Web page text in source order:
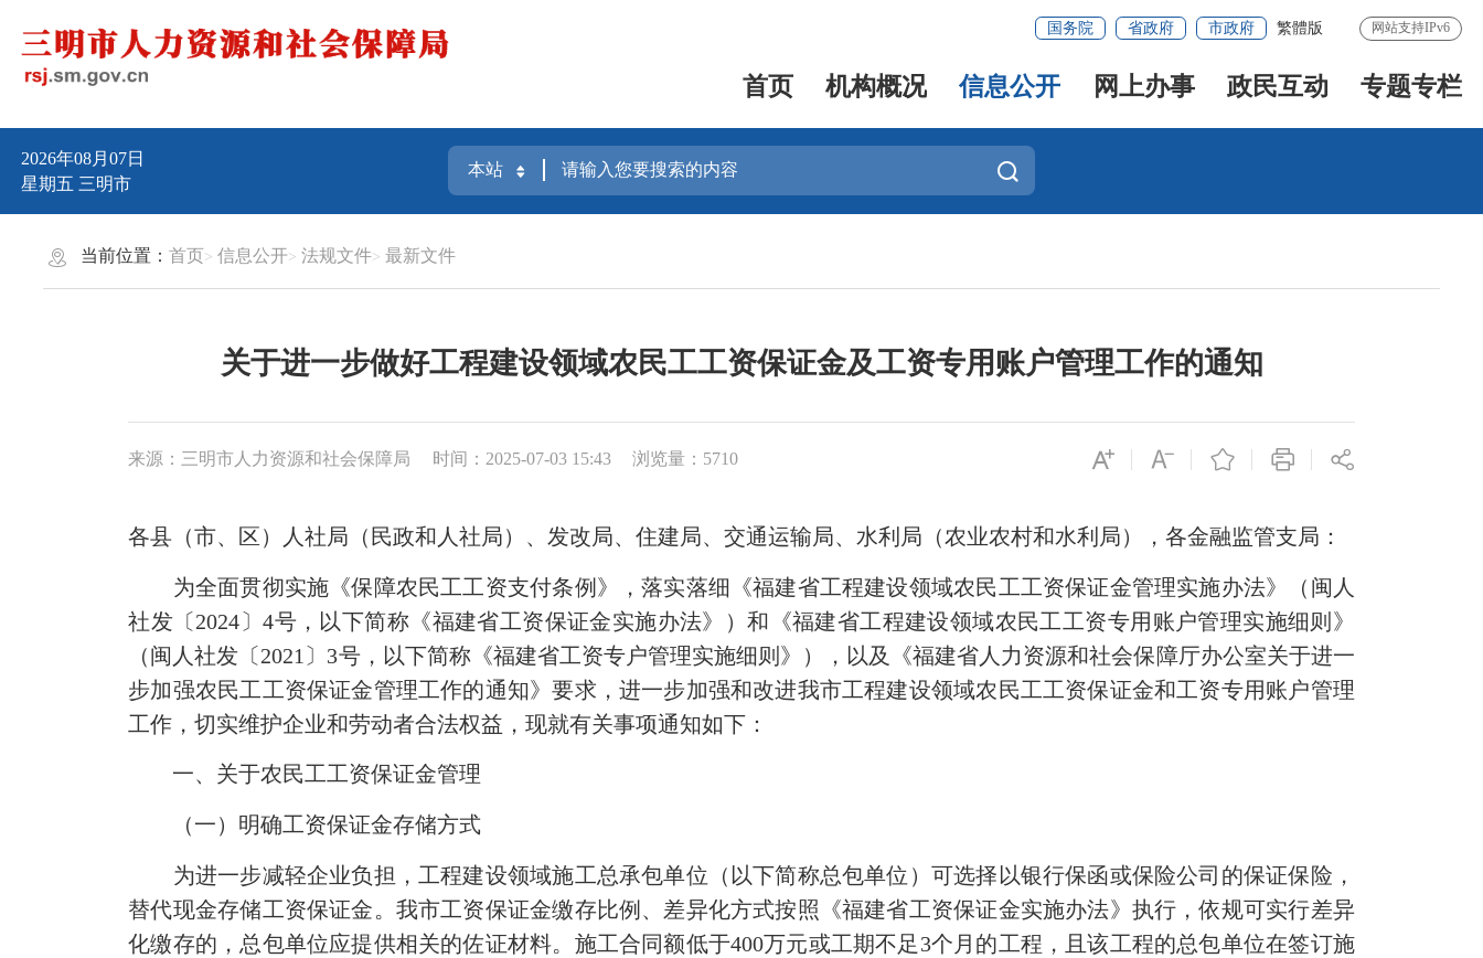
国务院 省政府 市政府 繁體版 网站支持IPv6
首页 机构概况 信息公开 网上办事 政民互动 专题专栏
2026年08月07日
星期五 三明市
当前位置：首页 信息公开 法规文件 最新文件
关于进一步做好工程建设领域农民工工资保证金及工资专用账户管理工作的通知
来源：三明市人力资源和社会保障局 时间：2025-07-03 15:43 浏览量：5710
各县（市、区）人社局（民政和人社局）、发改局、住建局、交通运输局、水利局（农业农村和水利局），各金融监管支局：
为全面贯彻实施《保障农民工工资支付条例》，落实落细《福建省工程建设领域农民工工资保证金管理实施办法》（闽人
社发〔2024〕4号，以下简称《福建省工资保证金实施办法》）和《福建省工程建设领域农民工工资专用账户管理实施细则》
（闽人社发〔2021〕3号，以下简称《福建省工资专户管理实施细则》），以及《福建省人力资源和社会保障厅办公室关于进一
步加强农民工工资保证金管理工作的通知》要求，进一步加强和改进我市工程建设领域农民工工资保证金和工资专用账户管理
工作，切实维护企业和劳动者合法权益，现就有关事项通知如下：
一、关于农民工工资保证金管理
（一）明确工资保证金存储方式
为进一步减轻企业负担，工程建设领域施工总承包单位（以下简称总包单位）可选择以银行保函或保险公司的保证保险，
替代现金存储工资保证金。我市工资保证金缴存比例、差异化方式按照《福建省工资保证金实施办法》执行，依规可实行差异
化缴存的，总包单位应提供相关的佐证材料。施工合同额低于400万元或工期不足3个月的工程，且该工程的总包单位在签订施